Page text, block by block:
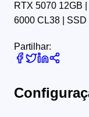
RTX 5070 12GB
6000 CL38 |
Partilhar: